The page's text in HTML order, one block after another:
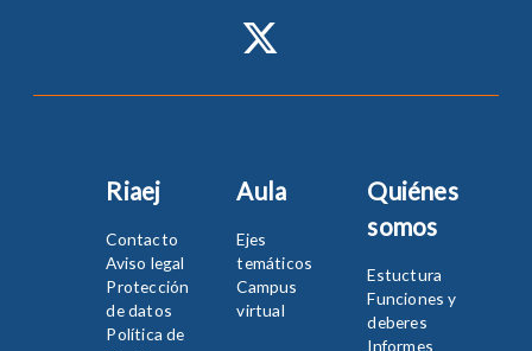
Riaej
Contacto
Aviso legal
Protección
de datos
Política de
Aula
Ejes
temáticos
Campus
virtual
Quiénes
somos
Estuctura
Funciones y
deberes
Informes